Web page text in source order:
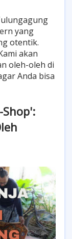
yang
otentik.
akan
oleh-oleh di
Anda bisa